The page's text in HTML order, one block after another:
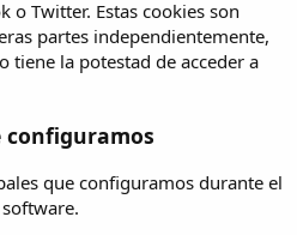
o Twitter. Estas cookies son
partes independientemente,
tiene la potestad de acceder a
configuramos
que configuramos durante el